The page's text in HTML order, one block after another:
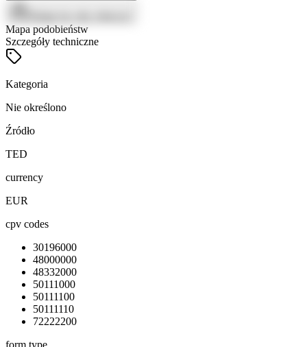
Mapa podobieństw
Szczegóły techniczne
Kategoria
Nie określono
Źródło
TED
currency
EUR
cpv codes
30196000
48000000
48332000
50111000
50111100
50111110
72222200
form type